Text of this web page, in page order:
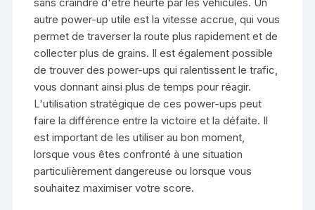
autre power-up utile est la vitesse accrue, qui vous
permet de traverser la route plus rapidement et de
collecter plus de grains. Il est également possible
de trouver des power-ups qui ralentissent le trafic,
vous donnant ainsi plus de temps pour réagir.
L'utilisation stratégique de ces power-ups peut
faire la différence entre la victoire et la défaite. Il
est important de les utiliser au bon moment,
lorsque vous êtes confronté à une situation
particulièrement dangereuse ou lorsque vous
souhaitez maximiser votre score.